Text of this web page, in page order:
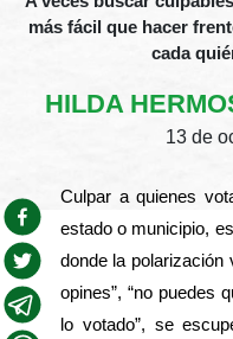
más fácil que hacer
cada
HILDA
13 de
Culpar a quienes
estado o municipio,
donde la polarización
opines”, “no puedes
lo votado”, se